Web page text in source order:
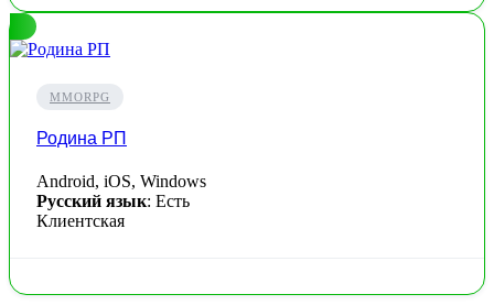
MMORPG
Родина РП
Android, iOS, Windows
Русский язык: Есть
Клиентская